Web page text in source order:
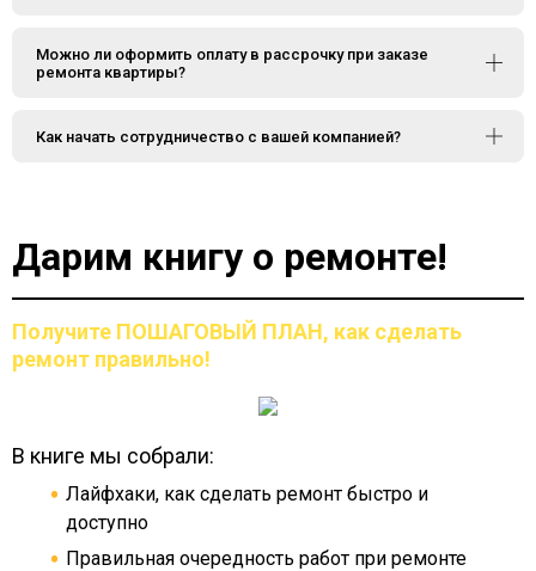
Можно ли оформить оплату в рассрочку при заказе
ремонта квартиры?
Как начать сотрудничество с вашей компанией?
Дарим книгу о ремонте!
Получите ПОШАГОВЫЙ ПЛАН, как сделать
ремонт правильно!
В книге мы собрали:
Лайфхаки, как сделать ремонт быстро и
доступно
Правильная очередность работ при ремонте